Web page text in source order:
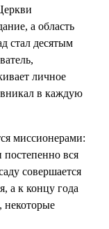
а область
стал десятым
личное
в каждую
миссионерами:
постепенно вся
совершается
а к концу года
некоторые